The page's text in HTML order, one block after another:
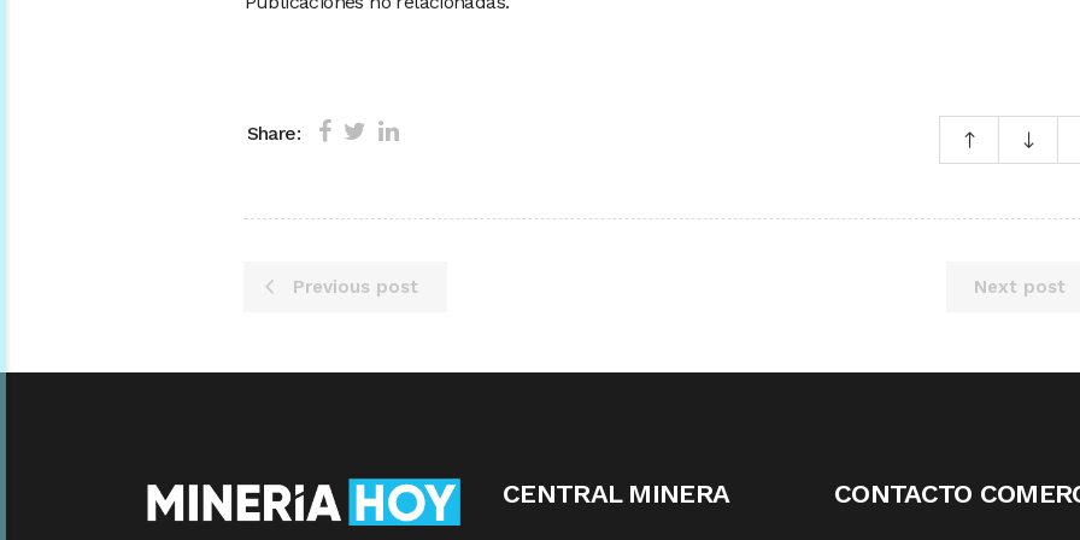
Share:
Previous post Next post
CENTRAL MINERA CONTACTO